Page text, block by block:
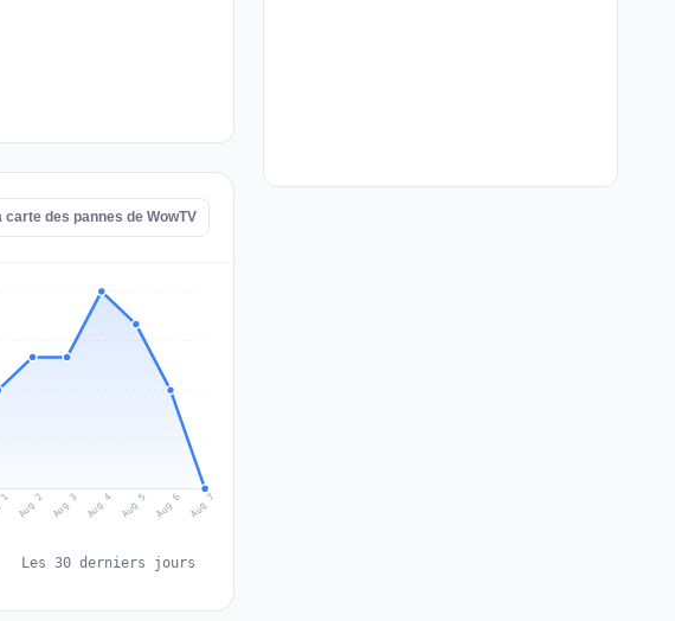
carte des pannes de WowTV
Aug 2 Aug 3 Aug 4 Aug 5 Aug 6 Aug 7
Les 30 derniers jours